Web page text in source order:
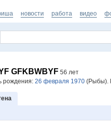
новости работа видео
GFKBWBYF 56 лет
рождения: 26 февраля 1970 (Рыбы).